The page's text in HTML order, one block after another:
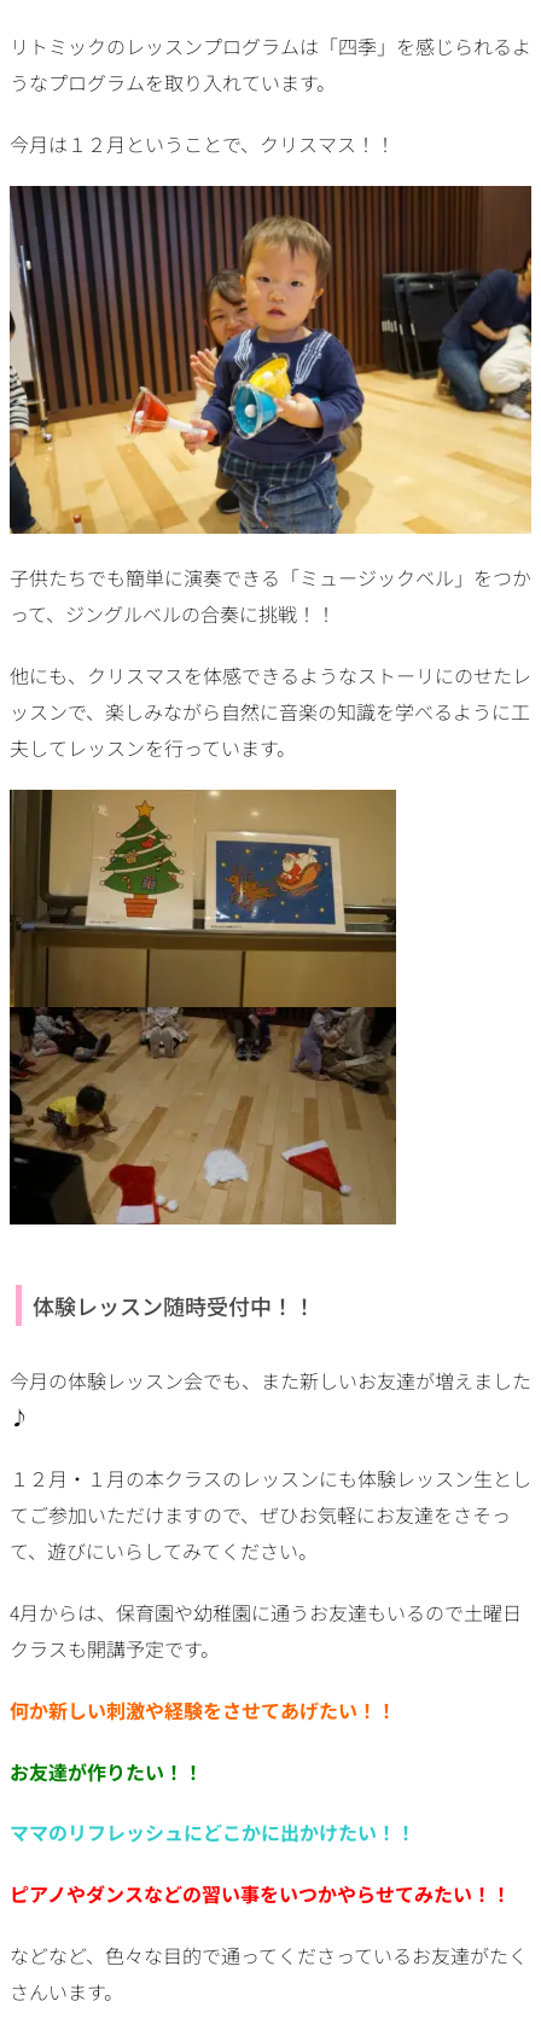
リトミックのレッスンプログラムは「四季」を感じられるよ
うなプログラムを取り入れています。
今月は１２月ということで、クリスマス！！
子供たちでも簡単に演奏できる「ミュージックベル」をつか
って、ジングルベルの合奏に挑戦！！
他にも、クリスマスを体感できるようなストーリにのせたレ
ッスンで、楽しみながら自然に音楽の知識を学べるように工
夫してレッスンを行っています。
体験レッスン随時受付中！！
今月の体験レッスン会でも、また新しいお友達が増えました
♪
１２月・１月の本クラスのレッスンにも体験レッスン生とし
てご参加いただけますので、ぜひお気軽にお友達をさそっ
て、遊びにいらしてみてください。
4月からは、保育園や幼稚園に通うお友達もいるので土曜日
クラスも開講予定です。
何か新しい刺激や経験をさせてあげたい！！
お友達が作りたい！！
ママのリフレッシュにどこかに出かけたい！！
ピアノやダンスなどの習い事をいつかやらせてみたい！！
などなど、色々な目的で通ってくださっているお友達がたく
さんいます。